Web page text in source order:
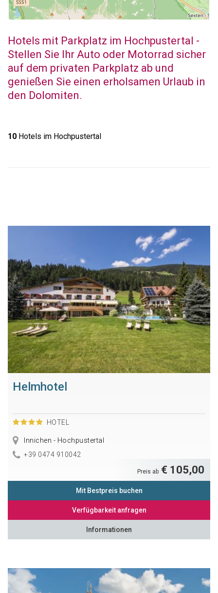
Hotels mit Parkplatz im Hochpustertal -
Stellen Sie Ihr Auto oder Motorrad sicher
auf dem privaten Parkplatz ab und
genießen Sie einen erholsamen Urlaub in
den Dolomiten.
10Hotels im Hochpustertal
Helmhotel
HOTEL
Innichen - Hochpustertal
+39 0474 910042
Preis ab € 105,00
Mit Bestpreis buchen
Verfügbarkeit anfragen
Informationen